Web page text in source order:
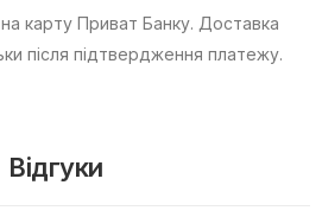
карту Приват Банку. Доставка
після підтвердження платежу.
Відгуки